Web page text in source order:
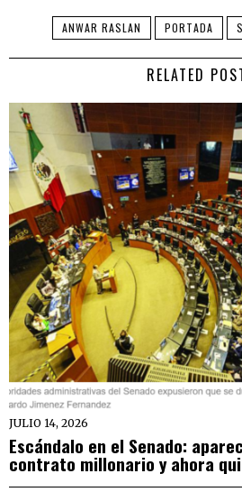
ANWAR RASLAN PORTADA
RELATED
JULIO 14, 2026
Escándalo en el Senado:
contrato millonario y ahora